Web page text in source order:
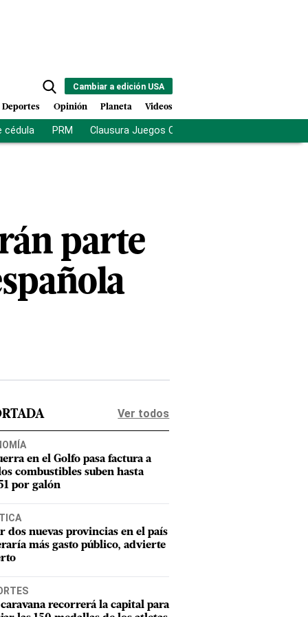
Cambiar a edición USA
Deportes Opinión Planeta Videos
cédula PRM Clausura Juegos Centroamericanos
parte
Ver todos
en el Golfo pasa factura a
combustibles suben hasta
por galón
dos nuevas provincias en el país
más gasto público, advierte
caravana recorrerá la capital para